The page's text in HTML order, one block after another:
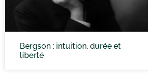
Bergson : intuition, durée et
liberté